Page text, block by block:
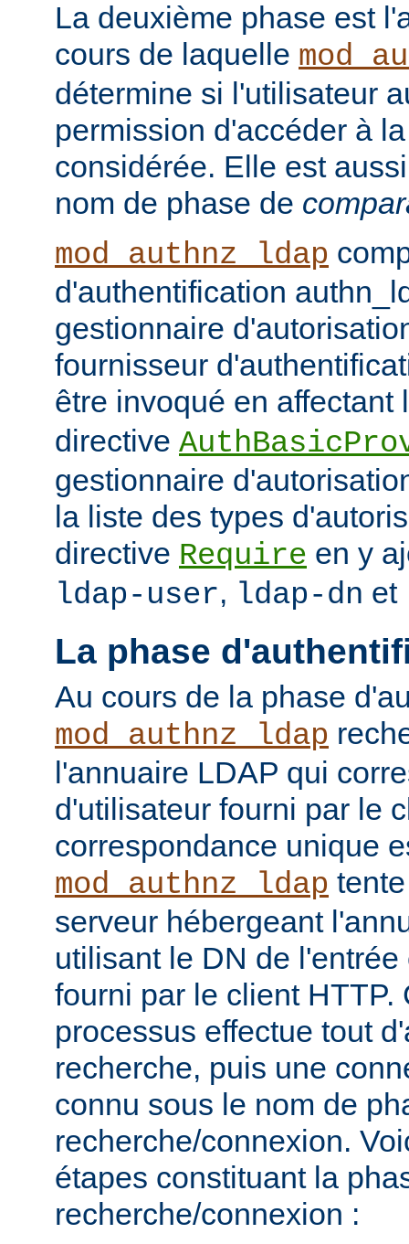
La deuxième phase est
cours de laquelle
détermine si l'utilisateur
permission d'accéder à
considérée. Elle est
nom de phase de
mod_authnz_ldap
d'authentification
gestionnaire
fournisseur
être invoqué en
directive
gestionnaire
la liste des types
directive Require en y
ldap-user, ldap-dn et
La phase
Au cours de la phase
mod_authnz_ldap
l'annuaire LDAP qui
d'utilisateur fourni par le
correspondance unique
mod_authnz_ldap
serveur hébergeant
utilisant le DN de
fourni par le client HTTP.
processus effectue tout
recherche, puis une
connu sous le nom de
recherche/connexion.
étapes constituant la
recherche/connexion :